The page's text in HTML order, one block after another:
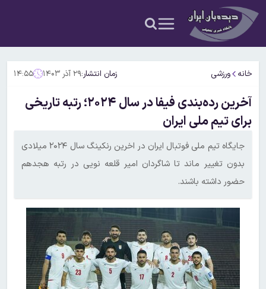
خانه ورزشی زمان انتشار:۲۹ آذر ۱۴۰۳ ۱۴:۵۵
آخرین رده‌بندی فیفا در سال ۲۰۲۴؛ رتبه تاریخی
برای تیم ملی ایران
جایگاه تیم ملی فوتبال ایران در اخرین رنکینگ سال ۲۰۲۴ میلادی
بدون تغییر ماند تا شاگردان امیر قلعه نویی در رتبه هجدهم
حضور داشته باشند.